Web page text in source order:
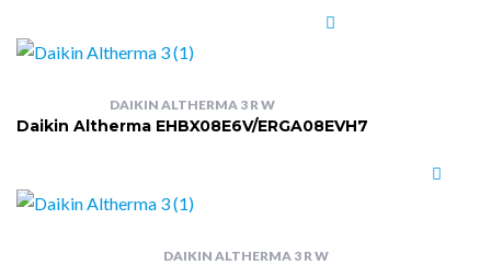
DAIKIN ALTHERMA 3 R W
Daikin Altherma EHBX08E6V/ERGA08EVH7
DAIKIN ALTHERMA 3 R W